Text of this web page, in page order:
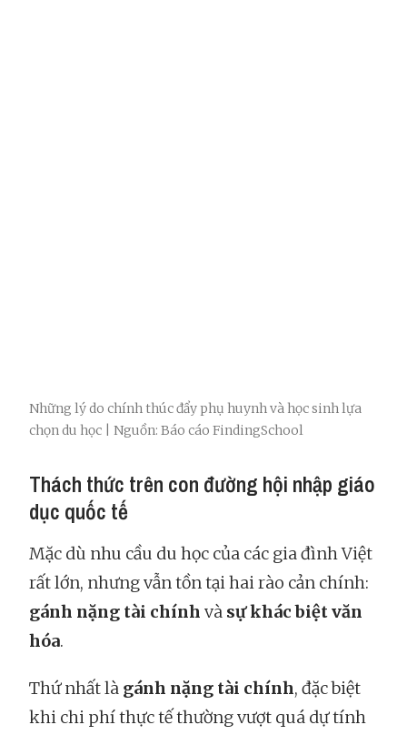
Những lý do chính thúc đẩy phụ huynh và học sinh lựa
chọn du học | Nguồn: Báo cáo FindingSchool
Thách thức trên con đường hội nhập giáo
dục quốc tế
Mặc dù nhu cầu du học của các gia đình Việt
rất lớn, nhưng vẫn tồn tại hai rào cản chính:
gánh nặng tài chính và sự khác biệt văn
hóa.
Thứ nhất là gánh nặng tài chính, đặc biệt
khi chi phí thực tế thường vượt quá dự tính